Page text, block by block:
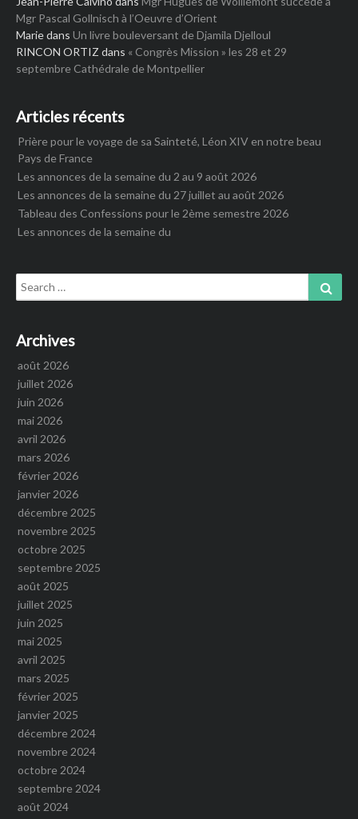
Mgr Pascal Gollnisch à l’Oeuvre d’Orient
Mariedans Un livre bouleversant de Djamila Djelloul
RINCON ORTIZ dans « Congrès Mission » les 28 et 29
septembre Cathédrale de Montpellier
Articles récents
Prière pour le voyage de sa Sainteté, Léon XIV en notre beau
Pays de France
Les annonces de la semaine du 2 au 9 août 2026
Les annonces de la semaine du 27 juillet au août 2026
Tableau des Confessions pour le 2ème semestre 2026
Les annonces de la semaine du
Search
for:
Archives
août 2026
juillet 2026
juin 2026
mai 2026
avril 2026
mars 2026
février 2026
janvier 2026
décembre 2025
novembre 2025
octobre 2025
septembre 2025
août 2025
juillet 2025
juin 2025
mai 2025
avril 2025
mars 2025
février 2025
janvier 2025
décembre 2024
novembre 2024
octobre 2024
septembre 2024
août 2024